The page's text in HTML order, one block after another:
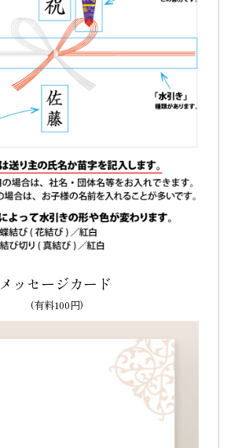
メッセージカード
(有料100円)